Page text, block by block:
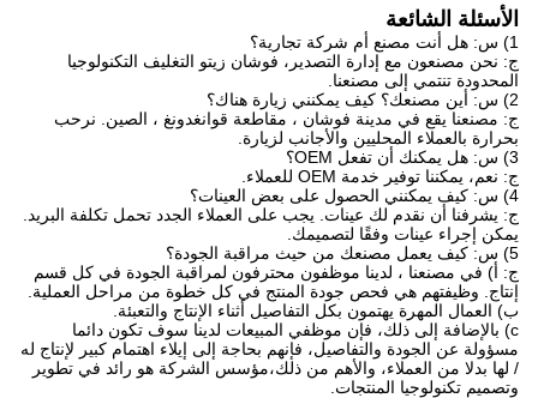
الأسئلة الشائعة
1) س: هل أنت مصنع أم شركة تجارية؟
ج: نحن مصنعون مع إدارة التصدير، فوشان زيتو التغليف التكنولوجيا
المحدودة تنتمي إلى مصنعنا.
2) س: أين مصنعك؟ كيف يمكنني زيارة هناك؟
ج: مصنعنا يقع في مدينة فوشان ، مقاطعة قوانغدونغ ، الصين. نرحب
بحرارة بالعملاء المحليين والأجانب لزيارة.
3) س: هل يمكنك أن تفعل OEM؟
ج: نعم، يمكننا توفير خدمة OEM للعملاء.
4) س: كيف يمكنني الحصول على بعض العينات؟
ج: يشرفنا أن نقدم لك عينات. يجب على العملاء الجدد تحمل تكلفة البريد.
يمكن إجراء عينات وفقًا لتصميمك.
5) س: كيف يعمل مصنعك من حيث مراقبة الجودة؟
ج: أ) في مصنعنا ، لدينا موظفون محترفون لمراقبة الجودة في كل قسم
إنتاج. وظيفتهم هي فحص جودة المنتج في كل خطوة من مراحل العملية.
ب) العمال المهرة يهتمون بكل التفاصيل أثناء الإنتاج والتعبئة.
c) بالإضافة إلى ذلك، فإن موظفي المبيعات لدينا سوف تكون دائما
مسؤولة عن الجودة والتفاصيل، فإنهم بحاجة إلى إيلاء اهتمام كبير لإنتاج له
/ لها بدلا من العملاء، والأهم من ذلك،مؤسس الشركة هو رائد في تطوير
وتصميم تكنولوجيا المنتجات.